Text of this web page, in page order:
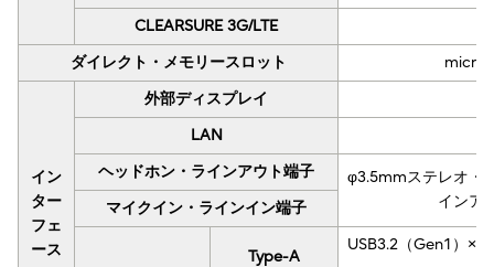
CLEARSURE 3G/LTE
ダイレクト・メモリースロット
イン
ター
フェ
ース
外部ディスプレイ
LAN
ヘッドホン・ラインアウト端子
φ3.5mmステレオ・
インア
マイクイン・ラインイン端子
Type-A
USB3.2（Gen1）×1